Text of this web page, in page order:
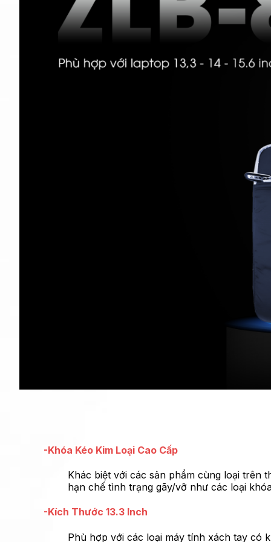
-Khóa Kéo Kim Loại Cao Cấp
Khác biệt với các sản phẩm cùng loại trên
hạn chế tình trạng gãy/vỡ như các loại
-Kích Thước 13.3 Inch
Phù hợp với các loại máy tính xách tay có